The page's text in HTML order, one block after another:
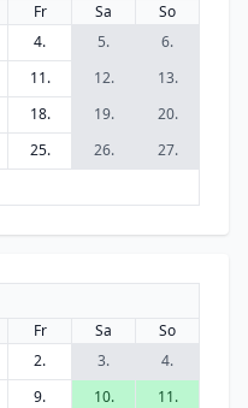
Fr Sa
So
4. 5.
6.
11. 12.
13.
18. 19.
20.
25. 26.
27.
Fr Sa
So
2. 3.
4.
9. 10.
11.